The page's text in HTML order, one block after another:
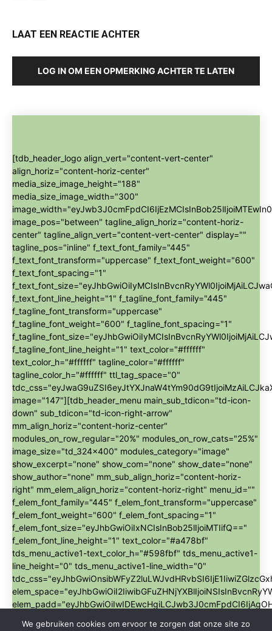
LAAT EEN REACTIE ACHTER
LOG IN OM EEN OPMERKING ACHTER TE LATEN
[tdb_header_logo align_vert="content-vert-center"
align_horiz="content-horiz-center"
media_size_image_height="188"
media_size_image_width="300"
image_pos="between" tagline_align_horiz="content-horiz-
center" tagline_align_vert="content-vert-center" display=""
tagline_pos="inline" f_text_font_family="445"
f_text_font_transform="uppercase" f_text_font_weight="600"
f_text_font_spacing="1"
f_text_font_line_height="1" f_tagline_font_family="445"
f_tagline_font_transform="uppercase"
f_tagline_font_weight="600" f_tagline_font_spacing="1"
f_tagline_font_line_height="1" text_color="#ffffff"
text_color_h="#ffffff" tagline_color="#ffffff"
tagline_color_h="#ffffff" ttl_tag_space="0"
image="147"][tdb_header_menu main_sub_tdicon="td-icon-
down" sub_tdicon="td-icon-right-arrow"
mm_align_horiz="content-horiz-center"
modules_on_row_regular="20%" modules_on_row_cats="25%"
image_size="td_324x400" modules_category="image"
show_excerpt="none" show_com="none" show_date="none"
show_author="none" mm_sub_align_horiz="content-horiz-
right" mm_elem_align_horiz="content-horiz-right" menu_id=""
f_elem_font_family="445" f_elem_font_transform="uppercase"
f_elem_font_weight="600" f_elem_font_spacing="1"
f_elem_font_size="eyJhbGwiOiIxNCIsInBob25lIjoiMTIifQ=="
f_elem_font_line_height="1" text_color="#a478bf"
tds_menu_active1-text_color_h="#598fbf" tds_menu_active1-
line_height="0" tds_menu_active1-line_width="0"
We gebruiken cookies om ervoor te zorgen dat onze site zo